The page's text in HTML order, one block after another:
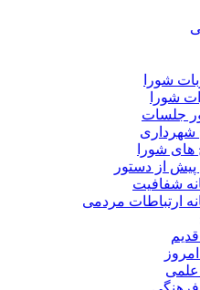
شورا
شورا
جلسات
شهرداری
شورا
از دستور
شفافیت
ارتباطات مردمی